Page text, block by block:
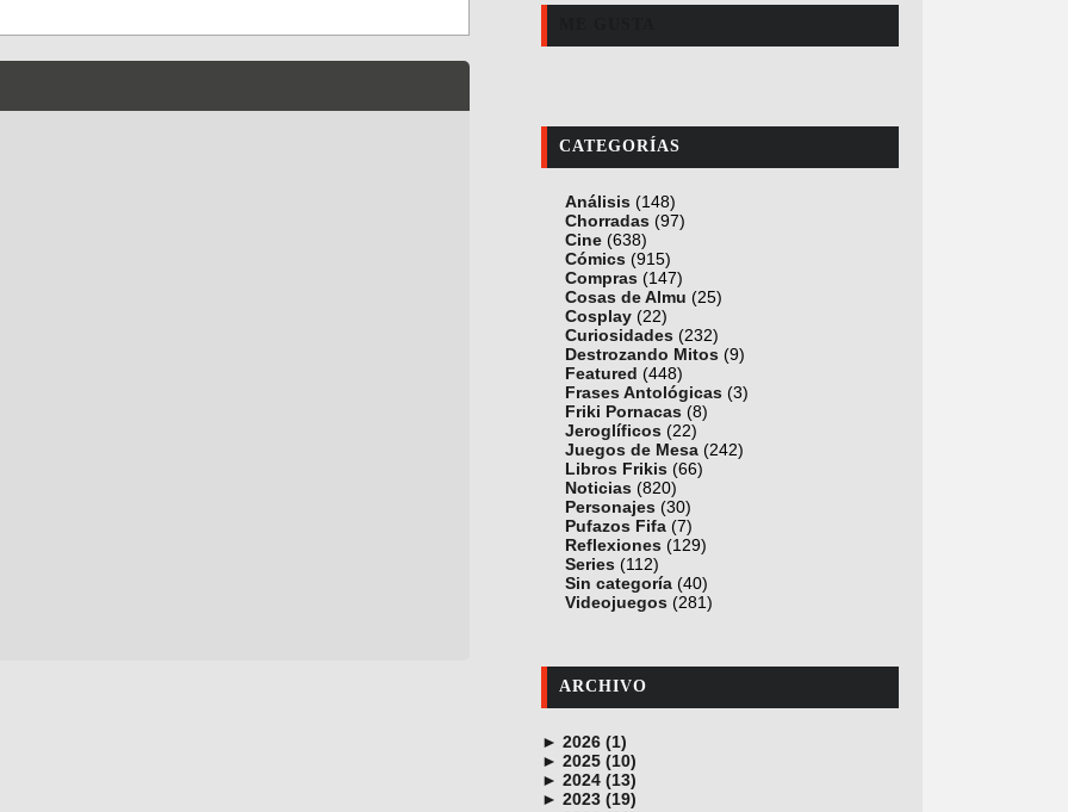
CATEGORÍAS
Análisis (148)
Chorradas (97)
Cine (638)
Cómics (915)
Compras (147)
Cosas de Almu (25)
Cosplay (22)
Curiosidades (232)
Destrozando Mitos (9)
Featured (448)
Frases Antológicas (3)
Friki Pornacas (8)
Jeroglíficos (22)
Juegos de Mesa (242)
Libros Frikis (66)
Noticias (820)
Personajes (30)
Pufazos Fifa (7)
Reflexiones (129)
Series (112)
Sin categoría (40)
Videojuegos (281)
ARCHIVO
► 2026 (1)
junio (1)
► 2025 (10)
noviembre (1)
octubre (1)
► 2024 (13)
diciembre (4)
► 2023 (19)